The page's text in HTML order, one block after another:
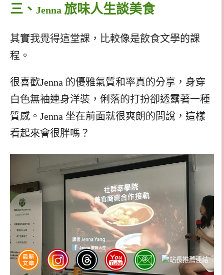
三、 Jenna 旅味人生談美食
其實我覺得這堂課，比較像是飲食文學的課
程。
很喜歡Jenna 的優雅氣質和率真的分享，身穿
白色無袖連身洋裝，俐落的打扮卻透露著一種
質感。Jenna 坐在前面就很爽朗的問說，這樣
看起來會很胖嗎？